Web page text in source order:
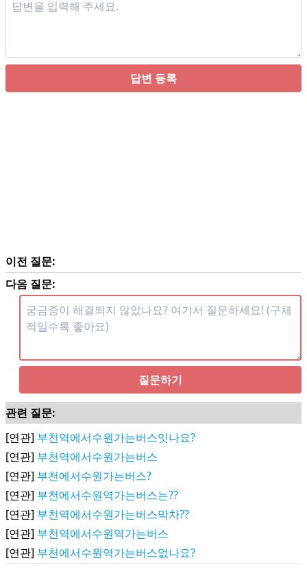
답변 등록
이전 질문:
다음 질문:
질문하기
관련 질문:
[연관] 부천역에서수원가는버스잇나요?
[연관] 부천역에서수원가는버스
[연관] 부천에서수원가는버스?
[연관] 부천에서수원역가는버스는??
[연관] 부천역에서수원가는버스막차??
[연관] 부천역에서수원역가는버스
[연관] 부천에서수원역가는버스없나요?